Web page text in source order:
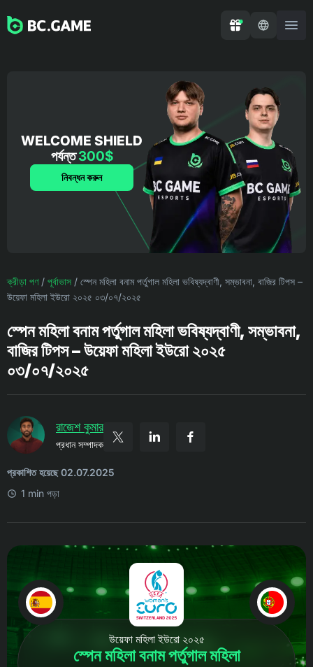
WELCOME SHIELD
পর্যন্ত300$
নিবন্ধন করুন
ক্রীড়া পণ/ পূর্বাভাস / স্পেন মহিলা বনাম পর্তুগাল মহিলা ভবিষ্যদ্বাণী, সম্ভাবনা, বাজির টিপস –
উয়েফা মহিলা ইউরো ২০২৫ ০৩/০৭/২০২৫
স্পেন মহিলা বনাম পর্তুগাল মহিলা ভবিষ্যদ্বাণী, সম্ভাবনা,
বাজির টিপস – উয়েফা মহিলা ইউরো ২০২৫
০৩/০৭/২০২৫
রাজেশ কুমার
প্রধান সম্পাদক
প্রকাশিত হয়েছে 02.07.2025
1 min পড়া
উয়েফা মহিলা ইউরো ২০২৫
স্পেন মহিলা বনাম পর্তুগাল মহিলা